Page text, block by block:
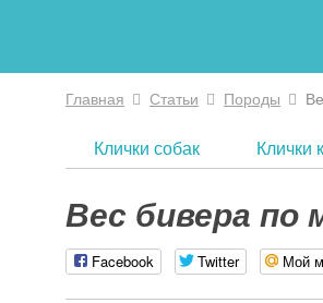
Главная Статьи Породы
Клички собак Клички
Вес бивера по
Facebook Twitter Мой